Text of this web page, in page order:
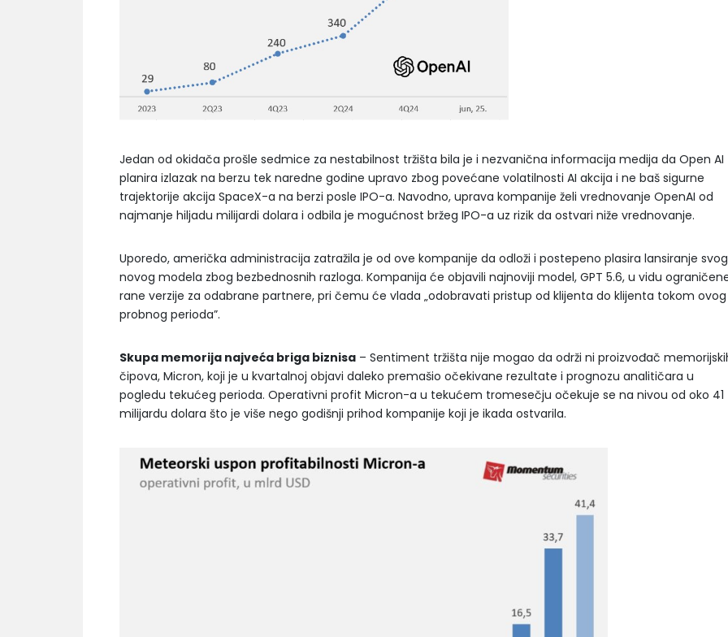
Jedan od okidača prošle sedmice za nestabilnost tržišta bila je i nezvanična informacija medija da Open AI
planira izlazak na berzu tek naredne godine upravo zbog povećane volatilnosti AI akcija i ne baš sigurne
trajektorije akcija SpaceX-a na berzi posle IPO-a. Navodno, uprava kompanije želi vrednovanje OpenAI od
najmanje hiljadu milijardi dolara i odbila je mogućnost bržeg IPO-a uz rizik da ostvari niže vrednovanje.
Uporedo, američka administracija zatražila je od ove kompanije da odloži i postepeno plasira lansiranje svog
novog modela zbog bezbednosnih razloga. Kompanija će objavili najnoviji model, GPT 5.6, u vidu
rane verzije za odabrane partnere, pri čemu će vlada „odobravati pristup od klijenta do klijenta tokom ovog
probnog perioda”.
Skupa memorija najveća briga biznisa – Sentiment tržišta nije mogao da održi ni proizvođač
čipova, Micron, koji je u kvartalnoj objavi daleko premašio očekivane rezultate i prognozu analitičara u
pogledu tekućeg perioda. Operativni profit Micron-a u tekućem tromesečju očekuje se na nivou od oko 41
milijardu dolara što je više nego godišnji prihod kompanije koji je ikada ostvarila.